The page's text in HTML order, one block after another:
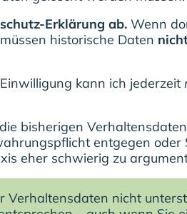
Erklärung ab.Wenn
historische Daten
kann ich jederzeit
bisherigen
entgegen oder
eher schwierig zu
Verhaltensdaten nicht